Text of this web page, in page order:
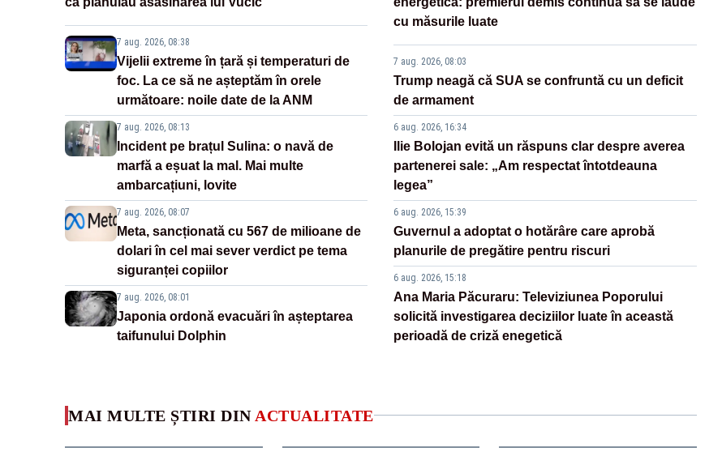
7 aug. 2026, 08:38
Vijelii extreme în țară și temperaturi de
foc. La ce să ne așteptăm în orele
următoare: noile date de la ANM
7 aug. 2026, 08:13
Incident pe brațul Sulina: o navă de
marfă a eșuat la mal. Mai multe
ambarcațiuni, lovite
7 aug. 2026, 08:07
Meta, sancționată cu 567 de milioane de
dolari în cel mai sever verdict pe tema
siguranței copiilor
7 aug. 2026, 08:01
Japonia ordonă evacuări în așteptarea
taifunului Dolphin
cu măsurile luate
7 aug. 2026, 08:03
Trump neagă că SUA se confruntă cu un deficit
de armament
6 aug. 2026, 16:34
Ilie Bolojan evită un răspuns clar despre averea
partenerei sale: „Am respectat întotdeauna
legea”
6 aug. 2026, 15:39
Guvernul a adoptat o hotărâre care aprobă
planurile de pregătire pentru riscuri
6 aug. 2026, 15:18
Ana Maria Păcuraru: Televiziunea Poporului
solicită investigarea deciziilor luate în această
perioadă de criză enegetică
MAI MULTE ȘTIRI DIN ACTUALITATE